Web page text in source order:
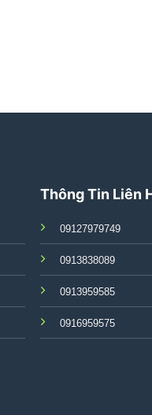
Thông Tin Liên
09127979749
0913838089
0913959585
0916959575